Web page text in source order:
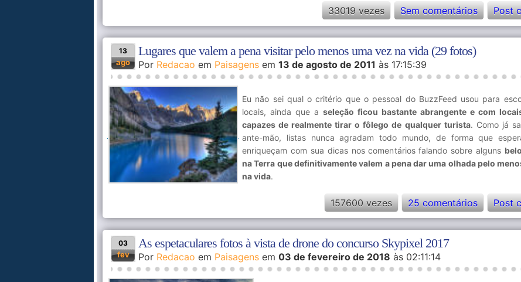
Post
Sem comentários
33019 vezes
13
ago
Lugares que valem a pena visitar pelo menos uma vez na vida (29 fotos)
Por Redacao em Paisagens em 13 de agosto de 2011 às 17:15:39
Eu não sei qual o critério que o pessoal do BuzzFeed usou para
locais, ainda que a seleção ficou bastante abrangente e com
capazes de realmente tirar o fôlego de qualquer turista. Como já
ante-mão, listas nunca agradam todo mundo, de forma que
enriqueçam com sua dicas nos comentários falando sobre alguns
na Terra que definitivamente valem a pena dar uma olhada pelo
na vida.
Post
25 comentários
157600 vezes
03
fev
As espetaculares fotos à vista de drone do concurso Skypixel 2017
Por Redacao em Paisagens em 03 de fevereiro de 2018 às 02:11:14